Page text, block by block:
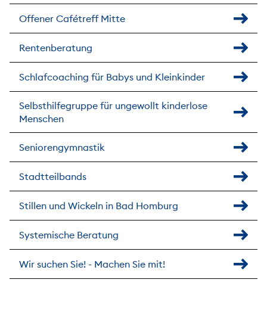
Offener Cafétreff Mitte
Rentenberatung
Schlafcoaching für Babys und Kleinkinder
Selbsthilfegruppe für ungewollt kinderlose
Menschen
Seniorengymnastik
Stadtteilbands
Stillen und Wickeln in Bad Homburg
Systemische Beratung
Wir suchen Sie! - Machen Sie mit!